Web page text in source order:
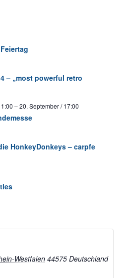
4 – „most powerful retro
–20. September / 17:00
HonkeyDonkeys – carpfe
Westfalen44575 Deutschland